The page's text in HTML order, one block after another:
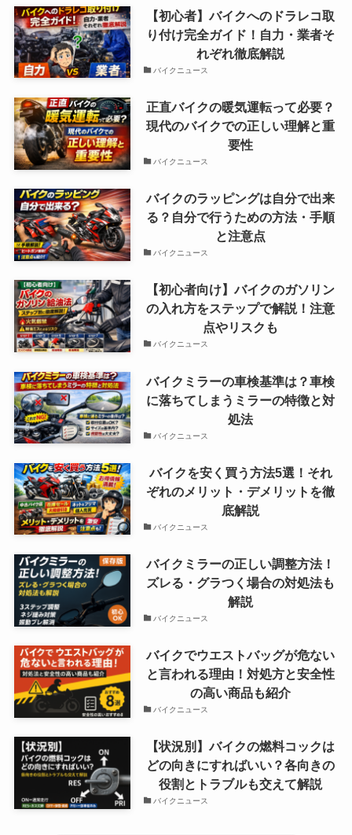
【初心者】バイクへのドラレコ取
り付け完全ガイド！自力・業者そ
れぞれ徹底解説
バイクニュース
正直バイクの暖気運転って必要？
現代のバイクでの正しい理解と重
要性
バイクニュース
バイクのラッピングは自分で出来
る？自分で行うための方法・手順
と注意点
バイクニュース
【初心者向け】バイクのガソリン
の入れ方をステップで解説！注意
点やリスクも
バイクニュース
バイクミラーの車検基準は？車検
に落ちてしまうミラーの特徴と対
処法
バイクニュース
バイクを安く買う方法5選！それ
ぞれのメリット・デメリットを徹
底解説
バイクニュース
バイクミラーの正しい調整方法！
ズレる・グラつく場合の対処法も
解説
バイクニュース
バイクでウエストバッグが危ない
と言われる理由！対処方と安全性
の高い商品も紹介
バイクニュース
【状況別】バイクの燃料コックは
どの向きにすればいい？各向きの
役割とトラブルも交えて解説
バイクニュース